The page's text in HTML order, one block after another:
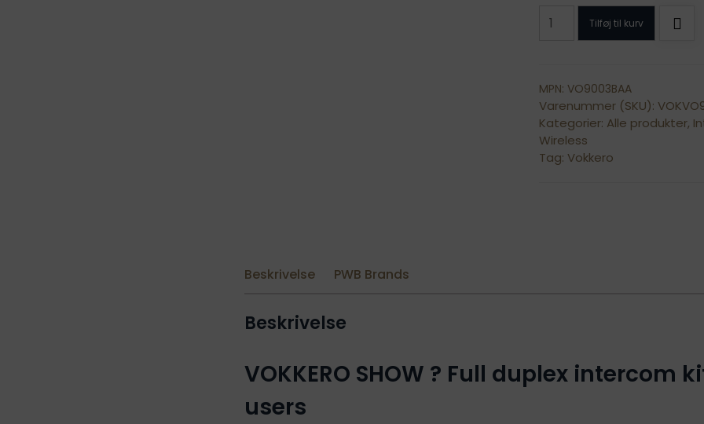
VOK-
SHOW-
3-
NH
antal
Tilføj til kurv
MPN: VO9003BAA
Varenummer (SKU):
Kategorier: Alle produkter,
Wireless
Tag:Vokkero
Beskrivelse PWB Brands
Beskrivelse
VOKKERO SHOW ? Full duplex intercom
users